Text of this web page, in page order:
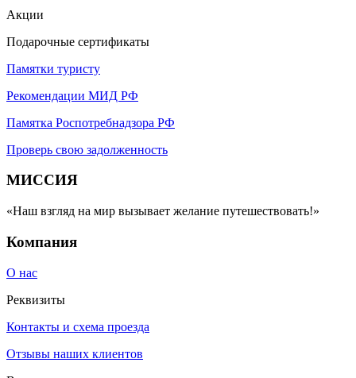
Акции
Подарочные сертификаты
Памятки туристу
Рекомендации МИД РФ
Памятка Роспотребнадзора РФ
Проверь свою задолженность
МИССИЯ
«Наш взгляд на мир вызывает желание путешествовать!»
Компания
О нас
Реквизиты
Контакты и схема проезда
Отзывы наших клиентов